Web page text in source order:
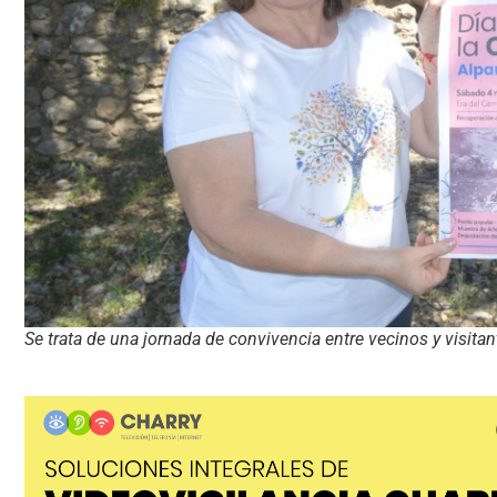
Se trata de una jornada de convivencia entre vecinos y